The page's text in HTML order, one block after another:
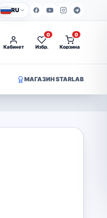
RU
Кабинет Избр.
0
Корзина
0
МАГАЗИН STARLAB